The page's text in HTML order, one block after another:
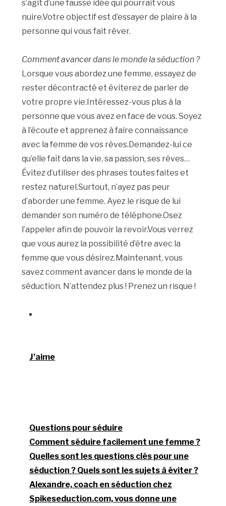
s’agit d’une fausse idée qui pourrait vous
nuire.Votre objectif est d’essayer de plaire à la
personne qui vous fait rêver.
Comment avancer dans le monde la séduction ?
Lorsque vous abordez une femme, essayez de
rester décontracté et éviterez de parler de
votre propre vie.Intéressez-vous plus à la
personne que vous avez en face de vous. Soyez
à l’écoute et apprenez à faire connaissance
avec la femme de vos rêves.Demandez-lui ce
qu’elle fait dans la vie, sa passion, ses rêves…
Évitez d’utiliser des phrases toutes faites et
restez naturel.Surtout, n’ayez pas peur
d’aborder une femme. Ayez le risque de lui
demander son numéro de téléphone.Osez
l’appeler afin de pouvoir la revoir.Vous verrez
que vous aurez la possibilité d’être avec la
femme que vous désirez.Maintenant, vous
savez comment avancer dans le monde de la
séduction. N’attendez plus ! Prenez un risque !
J’aime
Questions pour séduire
Comment séduire facilement une femme ?
Quelles sont les questions clés pour une
séduction ? Quels sont les sujets à éviter ?
Alexandre, coach en séduction chez
Spikeseduction.com, vous donne une